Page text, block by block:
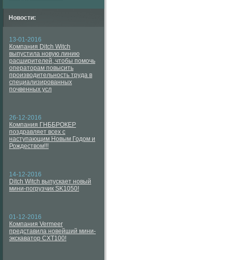
Новости:
13-01-2016
Компания Ditch Witch
выпустила новую линию
расширителей, чтобы помочь
операторам повысить
производительность труда в
специализированных
почвенных усл
26-12-2016
Компания ГНББРОКЕР
поздравляет всех с
наступающим Новым Годом и
Рождеством!!!
14-12-2016
Ditch Witch выпускает новый
мини-погрузчик SK1050!
01-12-2016
Компания Vermeer
представила новейший мини-
экскаватор CXT100!